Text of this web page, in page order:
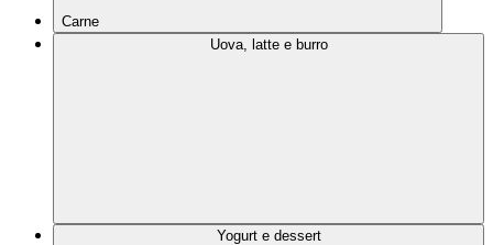
Carne
Uova, latte e burro
Yogurt e dessert